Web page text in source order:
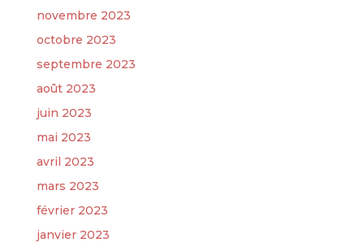
novembre 2023
octobre 2023
septembre 2023
août 2023
juin 2023
mai 2023
avril 2023
mars 2023
février 2023
janvier 2023